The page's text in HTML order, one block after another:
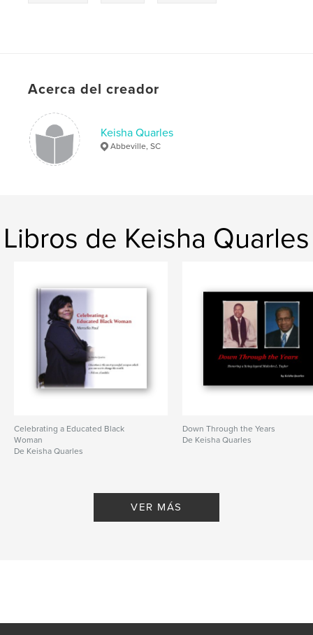
Acerca del creador
Keisha Quarles
Abbeville, SC
Libros de Keisha Quarles
Celebrating a Educated Black
Woman
De Keisha Quarles
Down Through the Years
De Keisha Quarles
VER MÁS